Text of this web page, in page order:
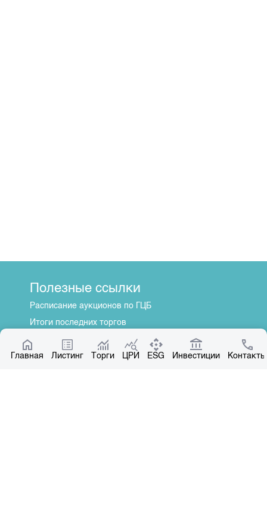
Главная Листинг Торги ЦРИ ESG Инвестиции Контакты
Полезные ссылки
Расписание аукционов по ГЦБ
Итоги последних торгов
Котировки по ЦБ
Центр раскрытия информации